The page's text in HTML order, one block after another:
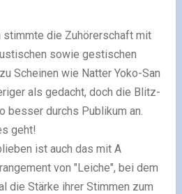
stimmte die Zuhörerschaft mit
sowie gestischen
Scheinen wie Natter Yoko-San
als gedacht, doch die Blitz-
besser durchs Publikum an.
geht!
ist auch das mit A
von "Leiche", bei dem
die Stärke ihrer Stimmen zum